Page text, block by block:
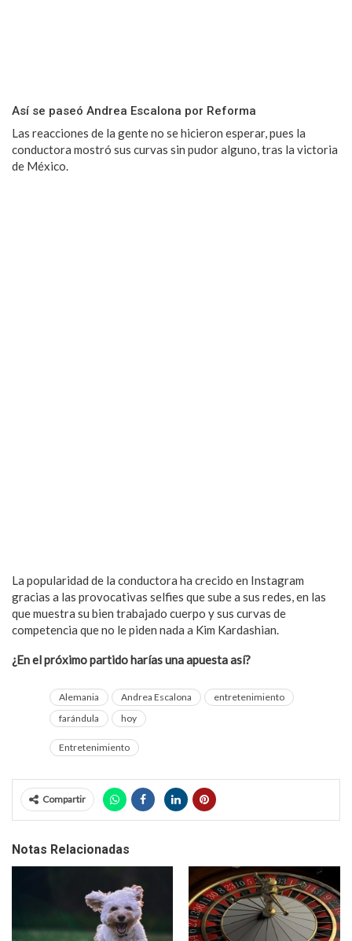
Así se paseó Andrea Escalona por Reforma
Las reacciones de la gente no se hicieron esperar, pues la
conductora mostró sus curvas sin pudor alguno, tras la victoria
de México.
La popularidad de la conductora ha crecido en Instagram
gracias a las provocativas selfies que sube a sus redes, en las
que muestra su bien trabajado cuerpo y sus curvas de
competencia que no le piden nada a Kim Kardashian.
¿En el próximo partido harías una apuesta así?
Alemania Andrea Escalona
entretenimiento
farándula
hoy
Entretenimiento
Compartir
Notas Relacionadas